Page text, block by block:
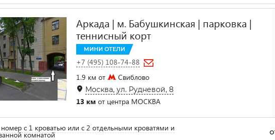
Аркада | м. Бабушкинская | парковка |
теннисный корт
МИНИ ОТЕЛИ
+7 (495) 108-74-88
1.9 км от
Свиблово
Москва, ул. Рудневой, 8
13 км от центра МОСКВА
с 1 кроватью или с 2 отдельными кроватями и
комнатой